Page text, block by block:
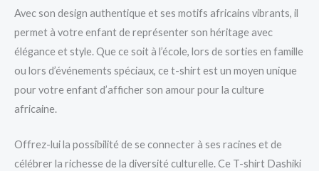
Avec son design authentique et ses motifs africains vibrants, il
permet à votre enfant de représenter son héritage avec
élégance et style. Que ce soit à l’école, lors de sorties en famille
ou lors d’événements spéciaux, ce t-shirt est un moyen unique
pour votre enfant d’afficher son amour pour la culture
africaine.
Offrez-lui la possibilité de se connecter à ses racines et de
célébrer la richesse de la diversité culturelle. Ce T-shirt Dashiki